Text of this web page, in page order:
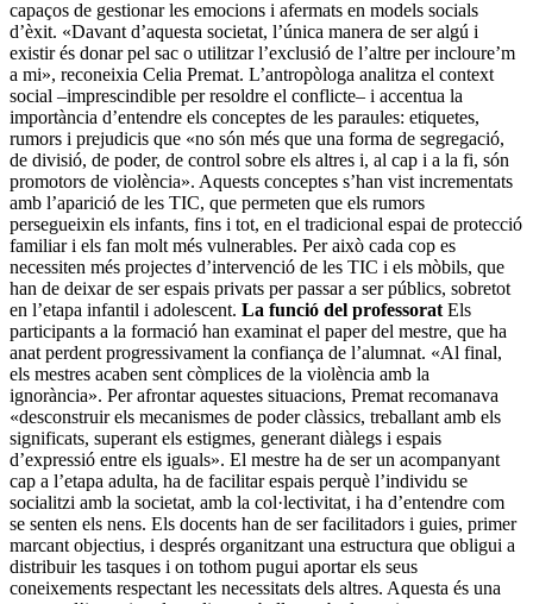
capaços de gestionar les emocions i afermats en models socials
d’èxit. «Davant d’aquesta societat, l’única manera de ser algú i
existir és donar pel sac o utilitzar l’exclusió de l’altre per incloure’m
a mi», reconeixia Celia Premat. L’antropòloga analitza el context
social –imprescindible per resoldre el conflicte– i accentua la
importància d’entendre els conceptes de les paraules: etiquetes,
rumors i prejudicis que «no són més que una forma de segregació,
de divisió, de poder, de control sobre els altres i, al cap i a la fi, són
promotors de violència». Aquests conceptes s’han vist incrementats
amb l’aparició de les TIC, que permeten que els rumors
persegueixin els infants, fins i tot, en el tradicional espai de protecció
familiar i els fan molt més vulnerables. Per això cada cop es
necessiten més projectes d’intervenció de les TIC i els mòbils, que
han de deixar de ser espais privats per passar a ser públics, sobretot
en l’etapa infantil i adolescent. La funció del professorat Els
participants a la formació han examinat el paper del mestre, que ha
anat perdent progressivament la confiança de l’alumnat. «Al final,
els mestres acaben sent còmplices de la violència amb la
ignorància». Per afrontar aquestes situacions, Premat recomanava
«desconstruir els mecanismes de poder clàssics, treballant amb els
significats, superant els estigmes, generant diàlegs i espais
d’expressió entre els iguals». El mestre ha de ser un acompanyant
cap a l’etapa adulta, ha de facilitar espais perquè l’individu se
socialitzi amb la societat, amb la col·lectivitat, i ha d’entendre com
se senten els nens. Els docents han de ser facilitadors i guies, primer
marcant objectius, i després organitzant una estructura que obligui a
distribuir les tasques i on tothom pugui aportar els seus
coneixements respectant les necessitats dels altres. Aquesta és una